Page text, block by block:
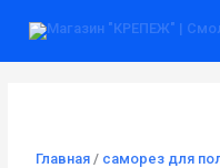
Главная / саморез для